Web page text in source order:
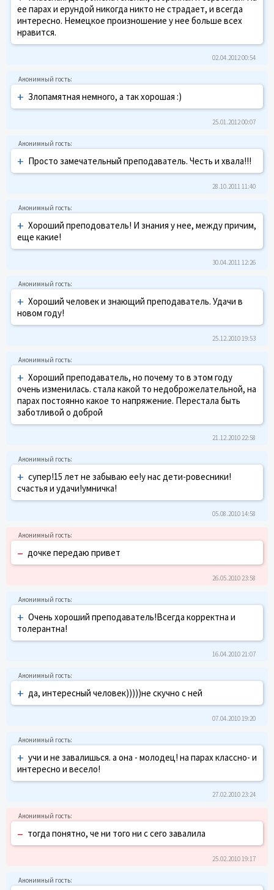
ее парах и ерундой никогда никто не страдает, и всегда
интересно. Немецкое произношение у нее больше всех
нравится.
02.04.2012 00:54
+ Злопамятная немного, а так хорошая :)
25.01.2012 00:07
+ Просто замечательный преподаватель. Честь и хвала!!!
28.10.2011 11:40
+ Хороший преподователь! И знания у нее, между причим,
еще какие!
30.04.2011 12:26
+ Хороший человек и знающий преподаватель. Удачи в
новом году!
25.12.2010 19:53
+ Хороший преподаватель, но почему то в этом году
очень изменилась. стала какой то недоброжелательной, на
парах постоянно какое то напряжение. Перестала быть
заботливой о доброй
21.12.2010 22:58
+ супер!15 лет не забываю ее!у нас дети-ровесники!
счастья и удачи!умничка!
05.08.2010 14:58
– дочке передаю привет
26.05.2010 23:58
+ Очень хороший преподаватель!Всегда корректна и
толерантна!
16.04.2010 21:07
+ да, интересный человек)))))не скучно с ней
07.04.2010 19:20
+ учи и не завалишься. а она - молодец! на парах классно- и
интересно и весело!
27.02.2010 23:24
– тогда понятно, че ни того ни с сего завалила
25.02.2010 19:17